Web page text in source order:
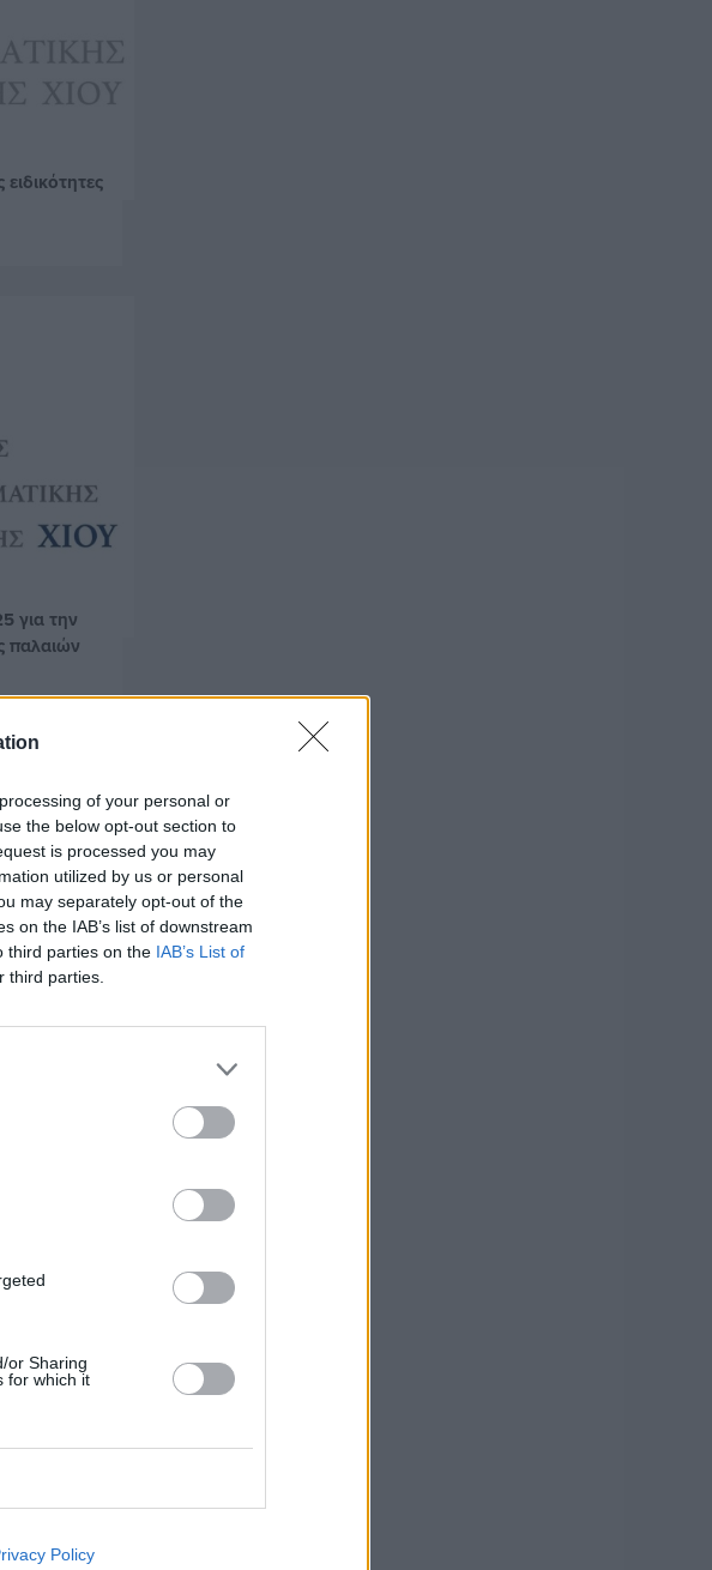
of your personal or
the below opt-out section to
is processed you may
utilized by us or personal
may separately opt-out of the
on the IAB’s list of downstream
third parties on the IAB’s List of
third parties.
or Sharing
for which it
Policy
για την
παλαιών
μικρούς